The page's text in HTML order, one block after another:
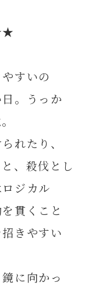
すいの
。うっか
れたり、
、殺伐とし
ジカル
貫くこと
きやすい
に向かっ